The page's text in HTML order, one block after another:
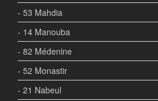
- 53 Mahdia
- 14 Manouba
- 82 Médenine
- 52 Monastir
- 21 Nabeul